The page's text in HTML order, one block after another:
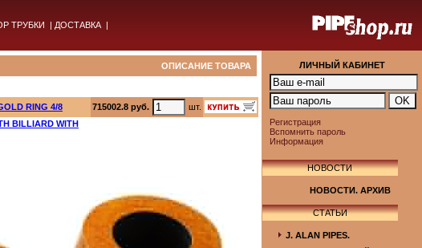
ТРУБКИ | ДОСТАВКА |
ОПИСАНИЕ ТОВАРА
RING 4/8 715002.8 руб.
шт.
BILLIARD WITH
ЛИЧНЫЙ КАБИНЕТ
Регистрация
Вспомнить пароль
Информация
НОВОСТИ
НОВОСТИ. АРХИВ
СТАТЬИ
J. ALAN PIPES.